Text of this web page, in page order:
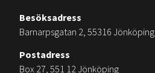
Besöksadress
Barnarpsgatan 2, 55316 Jönköping
Postadress
Box 27, 551 12 Jönköping